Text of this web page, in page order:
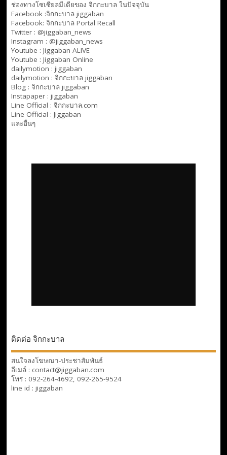
ช่องทางโซเซียลมีเดียของ จิกกะบาล ในปัจจุบัน
Facebook :จิกกะบาล jiggaban
Facebook: จิกกะบาล Portal Recall
Twitter : @jiggaban_news
Instagram : @jiggaban_news
Youtube : Jiggaban ALIVE
Youtube : Jiggaban Online
dailymotion : jiggaban
dailymotion : จิกกะบาล jiggaban
Blog : จิกกะบาล jiggaban
Instapaper : jiggaban
Line Official : จิกกะบาล.com
Line Official : Jiggaban
และอื่นๆ
ติดต่อ จิกกะบาล
สนใจลงโฆษณา-ประชาสัมพันธ์
อีเมล์ : contact@jiggaban.com
โทร : 092-264-4692, 092-265-9524
line id : jiggaban